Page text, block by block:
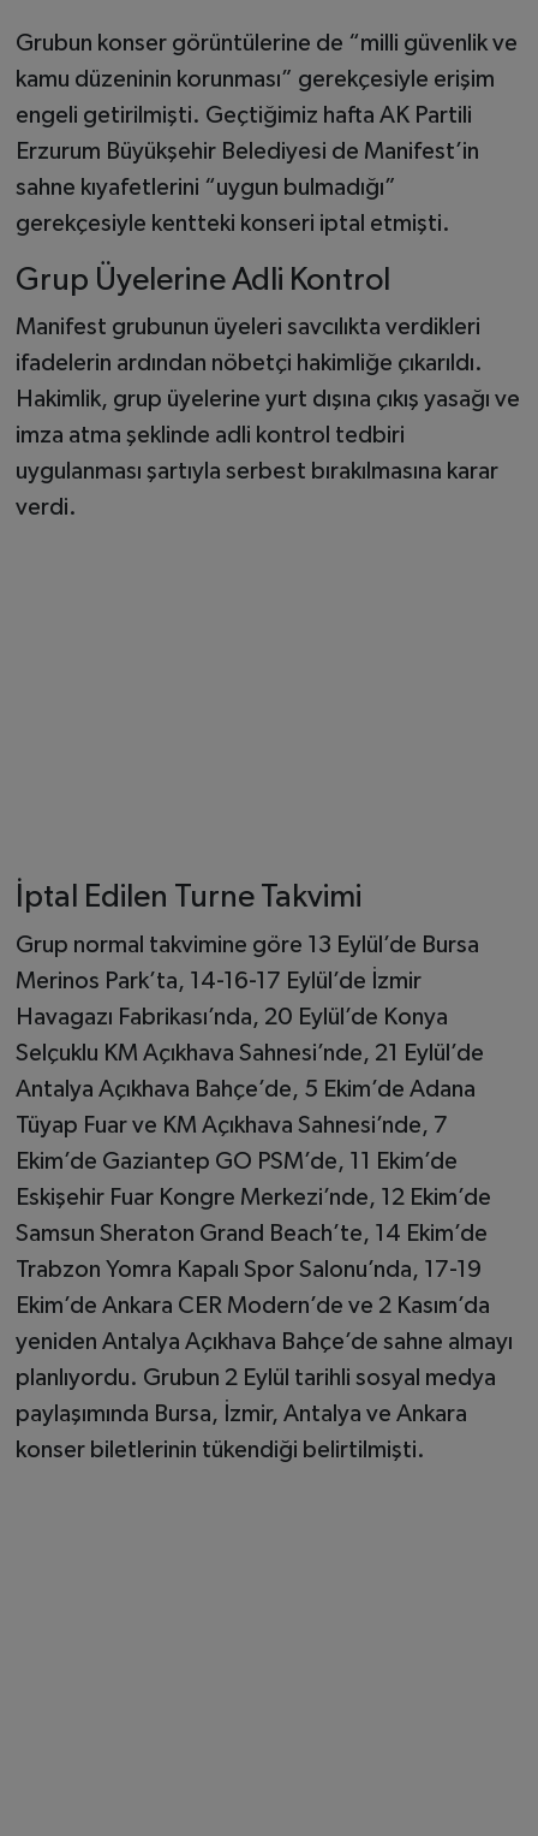
Grubun konser görüntülerine de “milli güvenlik ve
kamu düzeninin korunması” gerekçesiyle erişim
engeli getirilmişti. Geçtiğimiz hafta AK Partili
Erzurum Büyükşehir Belediyesi de Manifest’in
sahne kıyafetlerini “uygun bulmadığı”
gerekçesiyle kentteki konseri iptal etmişti.
Grup Üyelerine Adli Kontrol
Manifest grubunun üyeleri savcılıkta verdikleri
ifadelerin ardından nöbetçi hakimliğe çıkarıldı.
Hakimlik, grup üyelerine yurt dışına çıkış yasağı ve
imza atma şeklinde adli kontrol tedbiri
uygulanması şartıyla serbest bırakılmasına karar
verdi.
İptal Edilen Turne Takvimi
Grup normal takvimine göre 13 Eylül’de Bursa
Merinos Park’ta, 14-16-17 Eylül’de İzmir
Havagazı Fabrikası’nda, 20 Eylül’de Konya
Selçuklu KM Açıkhava Sahnesi’nde, 21 Eylül’de
Antalya Açıkhava Bahçe’de, 5 Ekim’de Adana
Tüyap Fuar ve KM Açıkhava Sahnesi’nde, 7
Ekim’de Gaziantep GO PSM’de, 11 Ekim’de
Eskişehir Fuar Kongre Merkezi’nde, 12 Ekim’de
Samsun Sheraton Grand Beach’te, 14 Ekim’de
Trabzon Yomra Kapalı Spor Salonu’nda, 17-19
Ekim’de Ankara CER Modern’de ve 2 Kasım’da
yeniden Antalya Açıkhava Bahçe’de sahne almayı
planlıyordu. Grubun 2 Eylül tarihli sosyal medya
paylaşımında Bursa, İzmir, Antalya ve Ankara
konser biletlerinin tükendiği belirtilmişti.